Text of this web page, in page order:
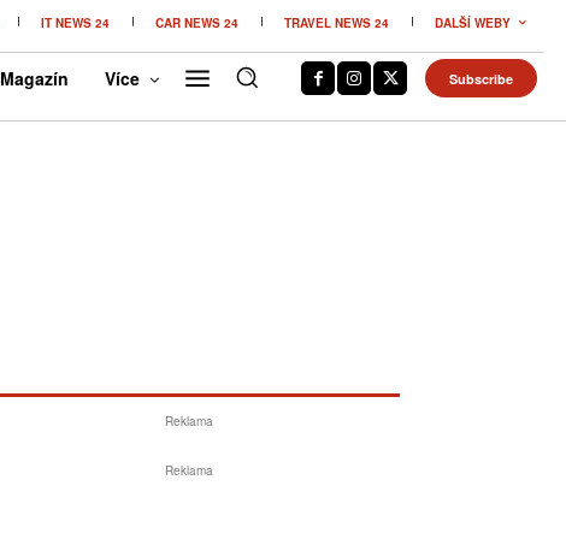
IT NEWS 24 CAR NEWS 24 TRAVEL NEWS 24 DALŠÍ WEBY
Magazín Více Subscribe
Reklama
Reklama